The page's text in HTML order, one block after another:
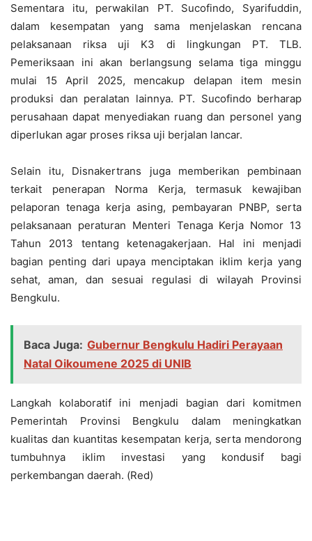
Sementara itu, perwakilan PT. Sucofindo, Syarifuddin,
dalam kesempatan yang sama menjelaskan rencana
pelaksanaan riksa uji K3 di lingkungan PT. TLB.
Pemeriksaan ini akan berlangsung selama tiga minggu
mulai 15 April 2025, mencakup delapan item mesin
produksi dan peralatan lainnya. PT. Sucofindo berharap
perusahaan dapat menyediakan ruang dan personel yang
diperlukan agar proses riksa uji berjalan lancar.
Selain itu, Disnakertrans juga memberikan pembinaan
terkait penerapan Norma Kerja, termasuk kewajiban
pelaporan tenaga kerja asing, pembayaran PNBP, serta
pelaksanaan peraturan Menteri Tenaga Kerja Nomor 13
Tahun 2013 tentang ketenagakerjaan. Hal ini menjadi
bagian penting dari upaya menciptakan iklim kerja yang
sehat, aman, dan sesuai regulasi di wilayah Provinsi
Bengkulu.
Baca Juga: Gubernur Bengkulu Hadiri Perayaan
Natal Oikoumene 2025 di UNIB
Langkah kolaboratif ini menjadi bagian dari komitmen
Pemerintah Provinsi Bengkulu dalam meningkatkan
kualitas dan kuantitas kesempatan kerja, serta mendorong
tumbuhnya iklim investasi yang kondusif bagi
perkembangan daerah. (Red)